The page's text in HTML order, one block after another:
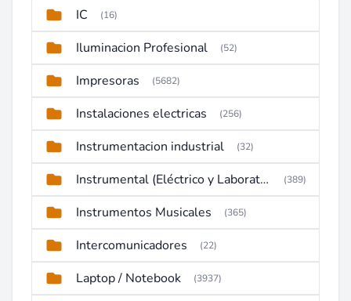
IC (16)
Iluminacion Profesional (52)
Impresoras (5682)
Instalaciones electricas (256)
Instrumentacion industrial (32)
Instrumental (Eléctrico y Laboratorio) (389)
Instrumentos Musicales (365)
Intercomunicadores (22)
Laptop / Notebook (3937)